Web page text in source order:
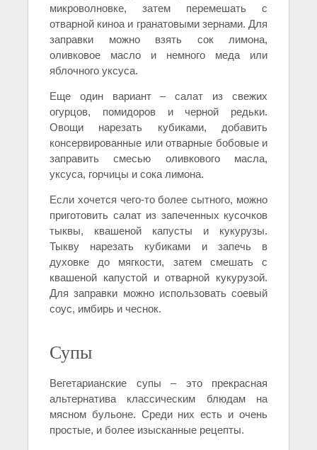
микроволновке, затем перемешать с
отварной киноа и гранатовыми зернами. Для
заправки можно взять сок лимона,
оливковое масло и немного меда или
яблочного уксуса.
Еще один вариант – салат из свежих
огурцов, помидоров и черной редьки.
Овощи нарезать кубиками, добавить
консервированные или отварные бобовые и
заправить смесью оливкового масла,
уксуса, горчицы и сока лимона.
Если хочется чего-то более сытного, можно
приготовить салат из запеченных кусочков
тыквы, квашеной капусты и кукурузы.
Тыкву нарезать кубиками и запечь в
духовке до мягкости, затем смешать с
квашеной капустой и отварной кукурузой.
Для заправки можно использовать соевый
соус, имбирь и чеснок.
Супы
Вегетарианские супы – это прекрасная
альтернатива классическим блюдам на
мясном бульоне. Среди них есть и очень
простые, и более изысканные рецепты.